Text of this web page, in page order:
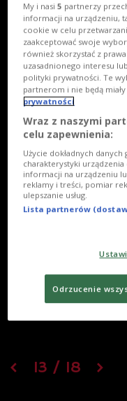
13 / 18
My i nasi5 partnerzy
informacji na urządzeniu,
cookie w celu
zaakceptować swoje
również skorzystać z
uzasadnionego interesu
polityki prywatności. Te
partnerom i nie będą
prywatności
Wraz z naszymi
celu zapewnienia:
Użycie dokładnych
charakterystyki
informacji na urządzeniu
reklamy i treści, pomiar
ulepszanie usług.
Lista partnerów
Odrzucenie